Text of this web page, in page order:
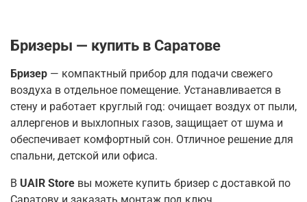
Бризеры — купить в Саратове
Бризер — компактный прибор для подачи свежего
воздуха в отдельное помещение. Устанавливается в
стену и работает круглый год: очищает воздух от пыли,
аллергенов и выхлопных газов, защищает от шума и
обеспечивает комфортный сон. Отличное решение для
спальни, детской или офиса.
В UAIR Store вы можете купить бризер с доставкой по